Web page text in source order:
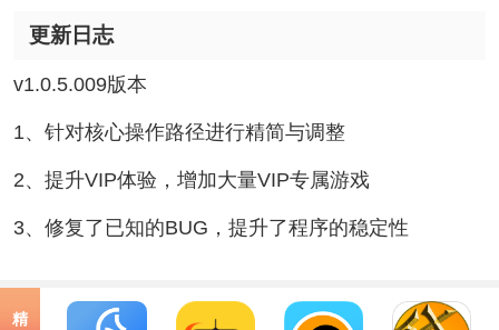
更新日志
v1.0.5.009版本
1、针对核心操作路径进行精简与调整
2、提升VIP体验，增加大量VIP专属游戏
3、修复了已知的BUG，提升了程序的稳定性
精